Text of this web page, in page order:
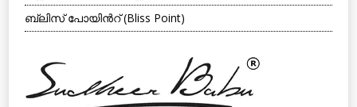
ബ്ലിസ് പോയിന്‍റ് (Bliss Point)